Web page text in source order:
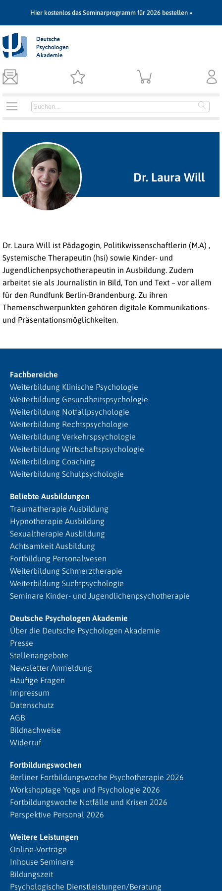
Hier kostenlos das Seminarprogramm für 2026 bestellen »
Dr. Laura Will
Dr. Laura Will ist Pädagogin, Politikwissenschaftlerin (M.A) ,
Systemische Therapeutin (hsi) sowie Kinder- und
Jugendlichenpsychotherapeutin in Ausbildung. Zudem
arbeitet sie als Journalistin in Bild, Ton und Text – vor allem
für den Rundfunk Berlin-Brandenburg. Zu ihren
Themenschwerpunkten gehören digitale Kommunikations-
und Präsentationsmöglichkeiten.
Fachbereiche
Weiterbildung Klinische Psychologie
Weiterbildung Gesundheitspsychologie
Weiterbildung Notfallpsychologie
Weiterbildung Rechtspsychologie
Weiterbildung Verkehrspsychologie
Weiterbildung Wirtschaftspsychologie
Weiterbildung Coaching
Weiterbildung Schulpsychologie
Beliebte Ausbildungen
Traumatherapie Ausbildung
Hypnotherapie Ausbildung
Sexualtherapie Ausbildung
Achtsamkeit Ausbildung
Fortbildung Personalwesen
Weiterbildung Schmerztherapie
Weiterbildung Suchtpsychologie
Seminare Kinder- und Jugendlichenpsychotherapie
Deutsche Psychologen Akademie
Über die Deutsche Psychologen Akademie
Presse
Stellenangebote
Newsletter Anmeldung
Häufige Fragen
Impressum
Datenschutz
AGB
Bildnachweise
Widerruf
Fortbildungswochen
Berliner Fortbildungswoche Psychotherapie 2026
Workshoptage Yoga und Psychologie 2026
Fortbildungswoche Notfälle und Krisen 2026
Perspektive Personal 2026
Weitere Leistungen
Online-Vorträge
Inhouse Seminare
Bildungszeit
Psychologische Dienstleistungen/Beratung